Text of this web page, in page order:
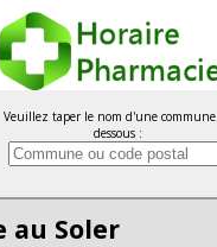
Veuillez taper le nom d'une commune
dessous :
au Soler